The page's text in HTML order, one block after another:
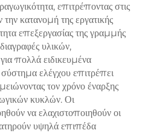
επιτρέποντας στις
κατανομή της εργατικής
επεξεργασίας της γραμμής
υλικών,
πολλά ειδικευμένα
ελέγχου επιτρέπει
τον χρόνο έναρξης
κυκλών. Οι
να ελαχιστοποιηθούν οι
υψηλά επιπέδα